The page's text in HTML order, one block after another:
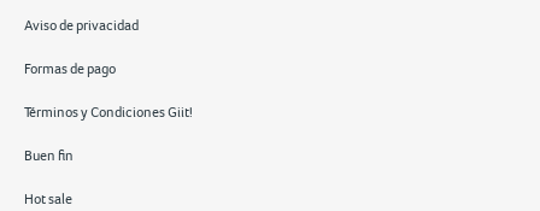
Aviso de privacidad
Formas de pago
Términos y Condiciones Giit!
Buen fin
Hot sale